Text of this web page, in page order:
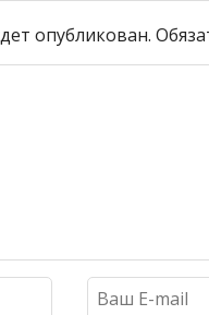
опубликован.